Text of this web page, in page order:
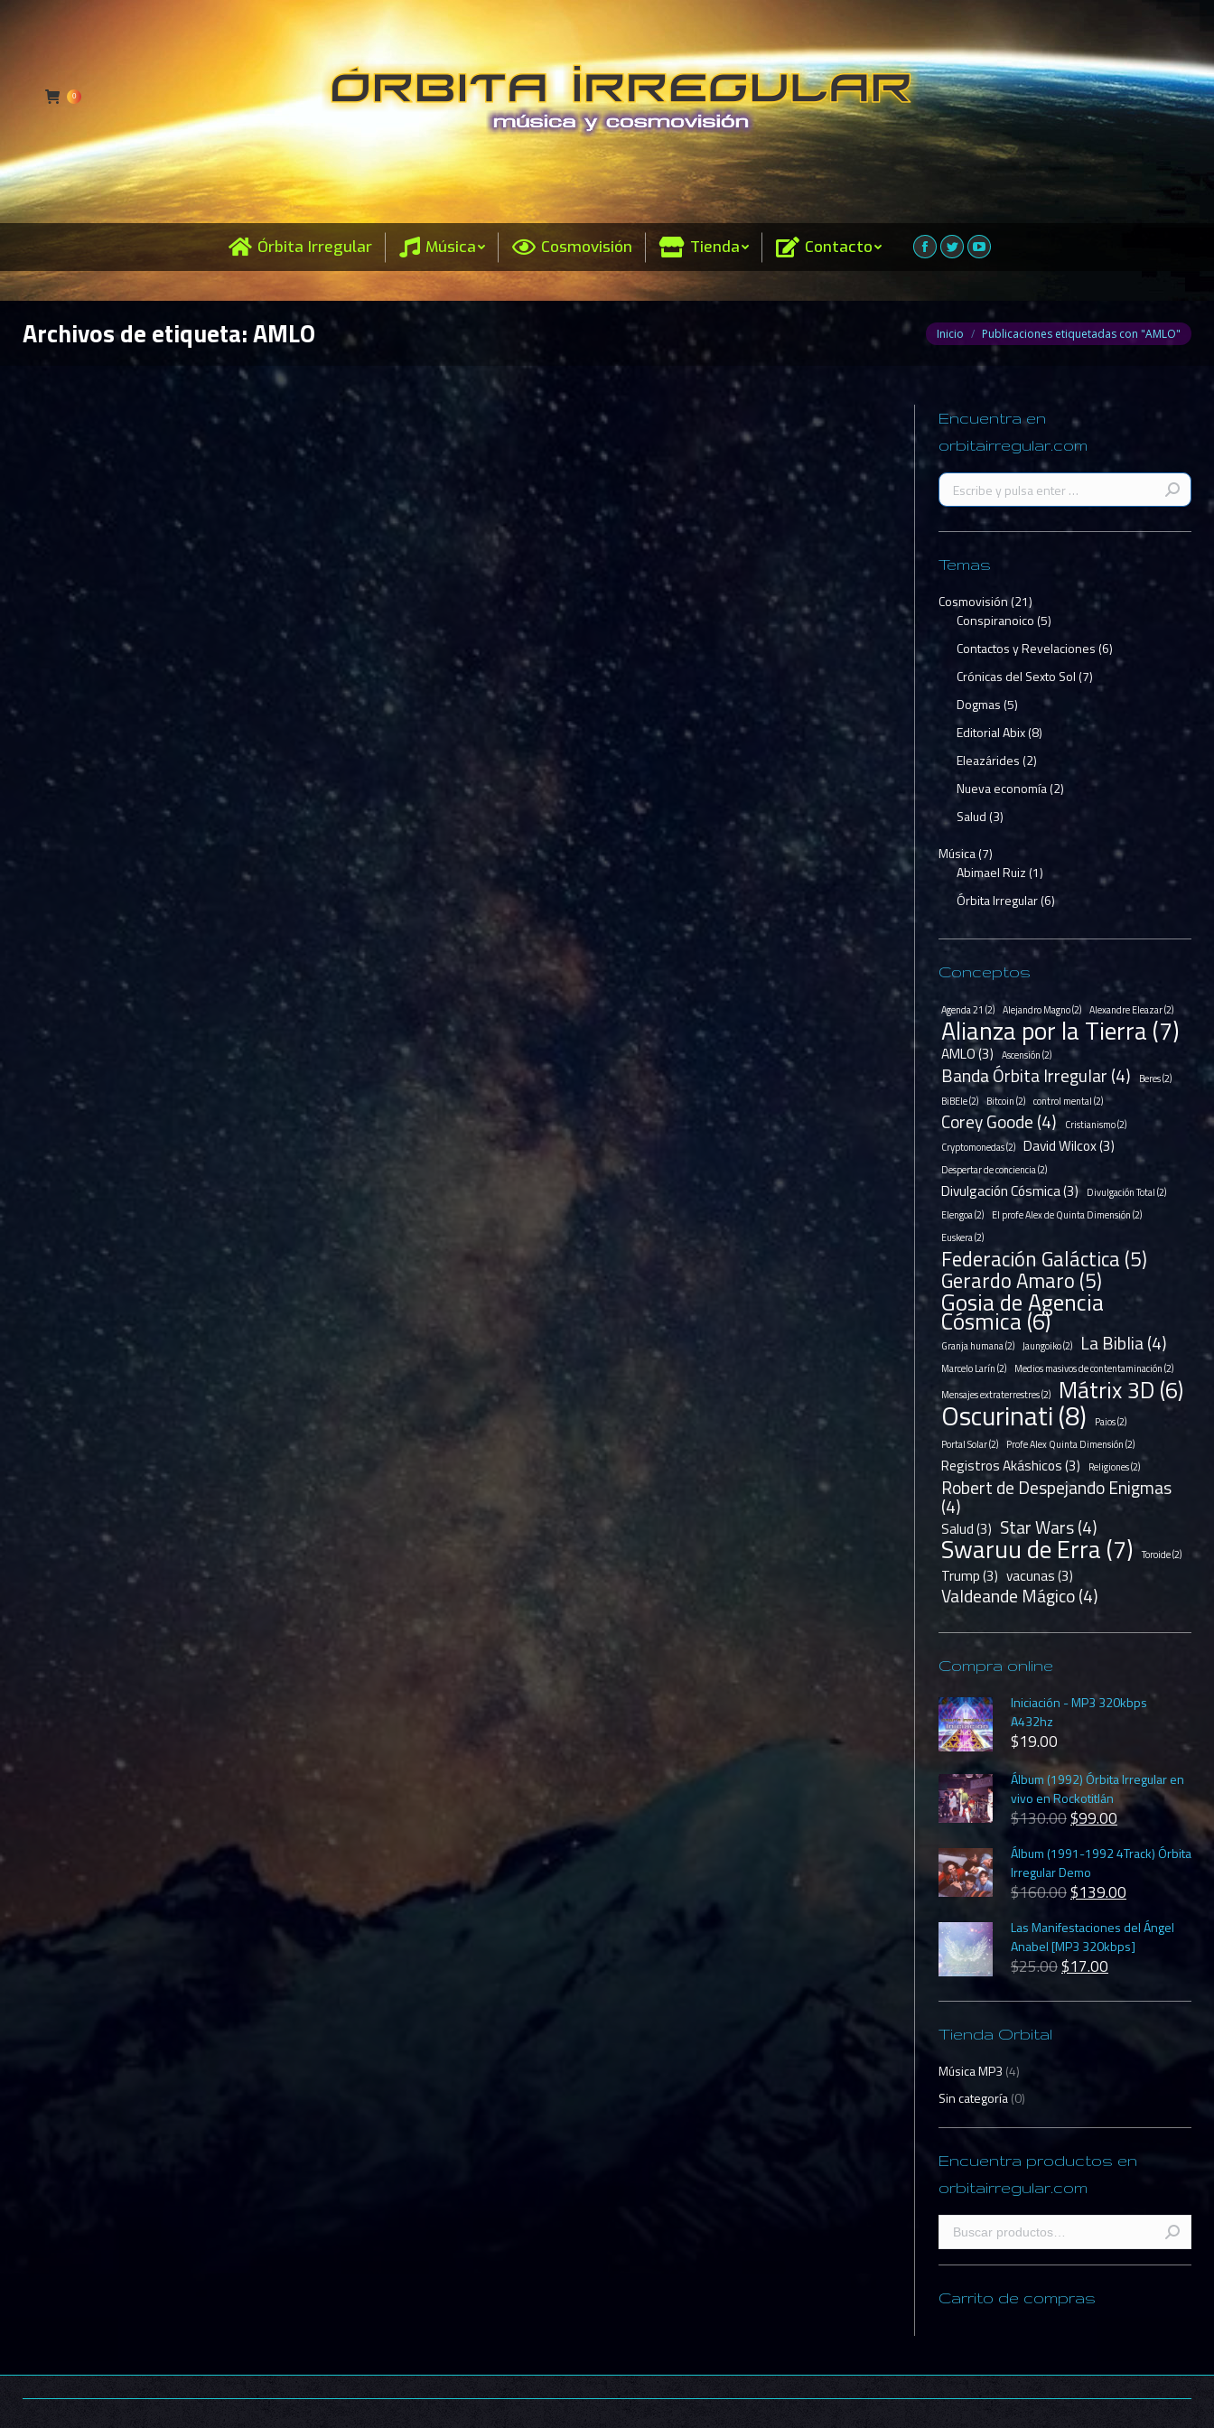
0
Órbita Irregular Música Cosmovisión Tienda Contacto Facebook
TwitterYouTube
Archivos de etiqueta:AMLO Estás aquí:
Inicio Publicaciones etiquetadas con "AMLO"
Predicciones de un futuro próximo
Conspiranoico
Editorial Abix Nueva economía Salud 11 mayo, 2020
Este pequeño artículo es continuación y resumen de lo expuesto en Crónicas de una Pandemia Anunciada. Tras el humor sarcástico hay
El retorno del Huey Tlatoani
Crónicas del Sexto Sol
19 diciembre, 2018
La profecía del amanecer de una nueva era en 2012 se cumplió, sólo que hubo que despertar en un sexenio de oscuridad para reconocer
al Huey Tlatoani.
Encuentra en
orbitairregular.com
Buscar:
Temas
Cosmovisión(21)
Conspiranoico(5)
Contactos y Revelaciones(6)
Crónicas del Sexto Sol(7)
Dogmas(5)
Editorial Abix(8)
Eleazárides(2)
Nueva economía(2)
Salud(3)
Música(7)
Abimael Ruiz(1)
Órbita Irregular(6)
Conceptos
Agenda 21 (2) Alejandro Magno(2) Alexandre Eleazar(2)
Alianza por la Tierra(7)
AMLO(3) Ascensión(2)
Banda Órbita Irregular (4) Beres(2)
BiBEle(2) Bitcoin(2) control mental(2)
Corey Goode (4) Cristianismo(2)
Cryptomonedas(2) David Wilcox(3)
Despertar de conciencia(2)
Divulgación Cósmica(3) Divulgación Total(2)
Elengoa(2) El profe Alex de Quinta Dimensión(2)
Euskera(2)
Federación Galáctica (5)
Gerardo Amaro (5)
Gosia de Agencia
Cósmica(6)
Granja humana(2) Jaungoiko(2) La Biblia(4)
Marcelo Larín(2) Medios masivos de contentaminación(2)
Mensajes extraterrestres(2) Mátrix 3D (6)
Oscurinati(8) Paios(2)
Portal Solar(2) Profe Alex Quinta Dimensión(2)
Registros Akáshicos(3) Religiones(2)
Robert de Despejando Enigmas
(4)
Salud(3) Star Wars(4)
Swaruu de Erra(7) Toroide(2)
Trump(3) vacunas(3)
Valdeande Mágico(4)
Compra online
Iniciación - MP3 320kbps
A432hz
$19.00
Álbum (1992) Órbita Irregular en
vivo en Rockotitlán
$130.00$99.00
Álbum (1991-1992 4Track) Órbita
Irregular Demo
$160.00$139.00
Las Manifestaciones del Ángel
Anabel [MP3 320kbps]
$25.00$17.00
Tienda Orbital
Música MP3 (4)
Sin categoría(0)
Encuentra productos en
orbitairregular.com
Carrito de compras